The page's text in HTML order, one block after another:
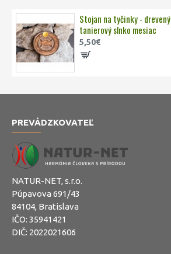
Stojan na tyčinky - drevený
tanierový slnko mesiac
5,50€
PREVÁDZKOVATEĽ
NATUR-NET, s.r.o.
Púpavova 691/43
84104, Bratislava
IČO: 35941421
DIČ: 2022021606